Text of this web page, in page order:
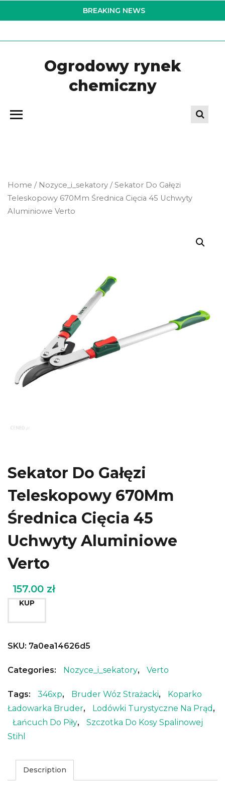
to
BREAKING NEWS
Ogrodowy rynek
chemiczny
Home / Nozyce_i_sekatory / Sekator Do Gałęzi
Teleskopowy 670Mm Średnica Cięcia 45 Uchwyty
Aluminiowe Verto
Sekator Do Gałęzi
Teleskopowy 670Mm
Średnica Cięcia 45
Uchwyty Aluminiowe
Verto
157.00 zł
KUP
SKU: 7a0ea14626d5
Categories: Nozyce_i_sekatory, Verto
Tags: 346xp, Bruder Wóz Strażacki,
Koparko
Ładowarka Bruder, Lodówki Turystyczne Na Prąd ,
Łańcuch Do Piły,
Szczotka Do Kosy Spalinowej
Stihl
Description